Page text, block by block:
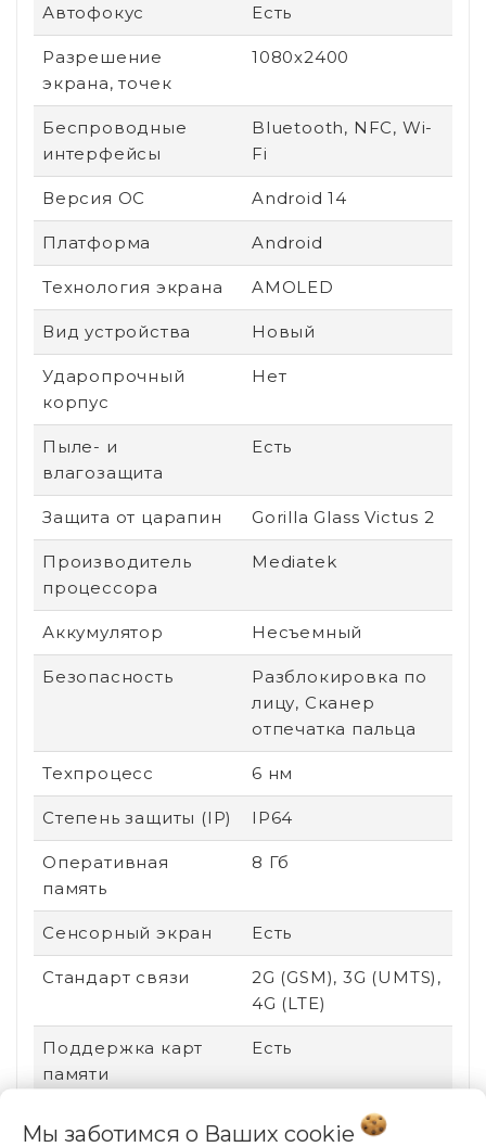
Автофокус Есть
Разрешение
экрана, точек
1080х2400
Беспроводные
интерфейсы
Bluetooth, NFC, Wi-
Fi
Версия ОС Android 14
Платформа Android
Технология экрана AMOLED
Вид устройства Новый
Ударопрочный
корпус
Нет
Пыле- и
влагозащита
Есть
Защита от царапин Gorilla Glass Victus 2
Производитель
процессора
Mediatek
Аккумулятор Несъемный
Безопасность
Разблокировка по
лицу, Сканер
отпечатка пальца
Техпроцесс 6 нм
Степень защиты (IP) IP64
Оперативная
память
8 Гб
Сенсорный экран Есть
Стандарт связи
2G (GSM), 3G (UMTS),
4G (LTE)
Поддержка карт
памяти
Есть
Мы заботимся о Ваших cookie